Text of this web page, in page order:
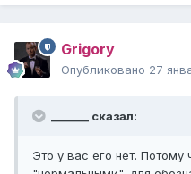
Grigory
Опубликовано 27
_______ сказал:
Это у вас его нет. Потому